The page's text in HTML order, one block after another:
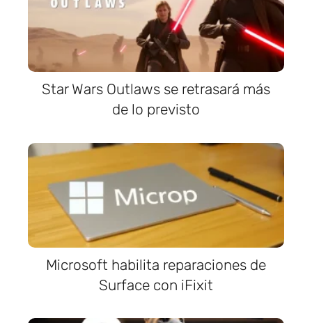
Star Wars Outlaws se retrasará más
de lo previsto
Microsoft habilita reparaciones de
Surface con iFixit